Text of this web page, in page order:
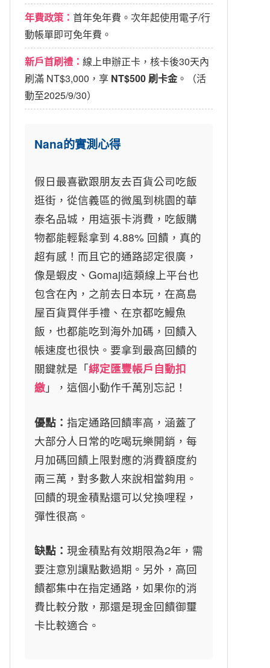
年費政策： 首年免年費。次年起使用電子/行
動帳單即可免年費。
新戶首刷禮： 線上申辦正卡，核卡後30天內
刷滿 NT$3,000，享 NT$500 刷卡金 。（活
動至2025/9/30）
Nana的實測心得
假日最喜歡跟朋友去百貨公司吃飯
逛街，從信義區的微風到桃園的華
泰名品城，用這張卡消費，吃飯購
物都能輕鬆拿到 4.88% 回饋，真的
超有感！而且它的通路認定很廣，
像是蝦皮、Gomaji這類線上平台也
包含在內，之前去日本玩，在高島
屋百貨買伴手禮、在京都吃鰻魚
飯，也都能吃到海外加碼，回饋入
帳速度也很快。要拿到最高回饋的
關鍵就是「綁定匯豐帳戶自動扣
繳」，這個小動作千萬別忘記！
優點： 指定通路回饋率高，涵蓋了
大部分人日常的吃喝玩樂開銷，每
月加碼回饋上限對應的消費額度約
兩三萬，對多數人來說相當夠用。
回饋的現金積點還可以兌換哩程，
彈性很高。
缺點： 現金積點有效期限為2年，需
要注意別讓點數過期。另外，高回
饋都集中在指定通路，如果你的消
費比較分散，那還是現金回饋御璽
卡比較適合。